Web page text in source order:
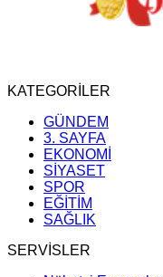
KATEGORİLER
GÜNDEM
3. SAYFA
EKONOMİ
SİYASET
SPOR
EĞİTİM
SAĞLIK
SERVİSLER